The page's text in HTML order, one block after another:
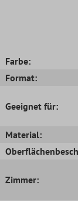
Farbe:
Format:
Geeignet für:
Material:
Zimmer: